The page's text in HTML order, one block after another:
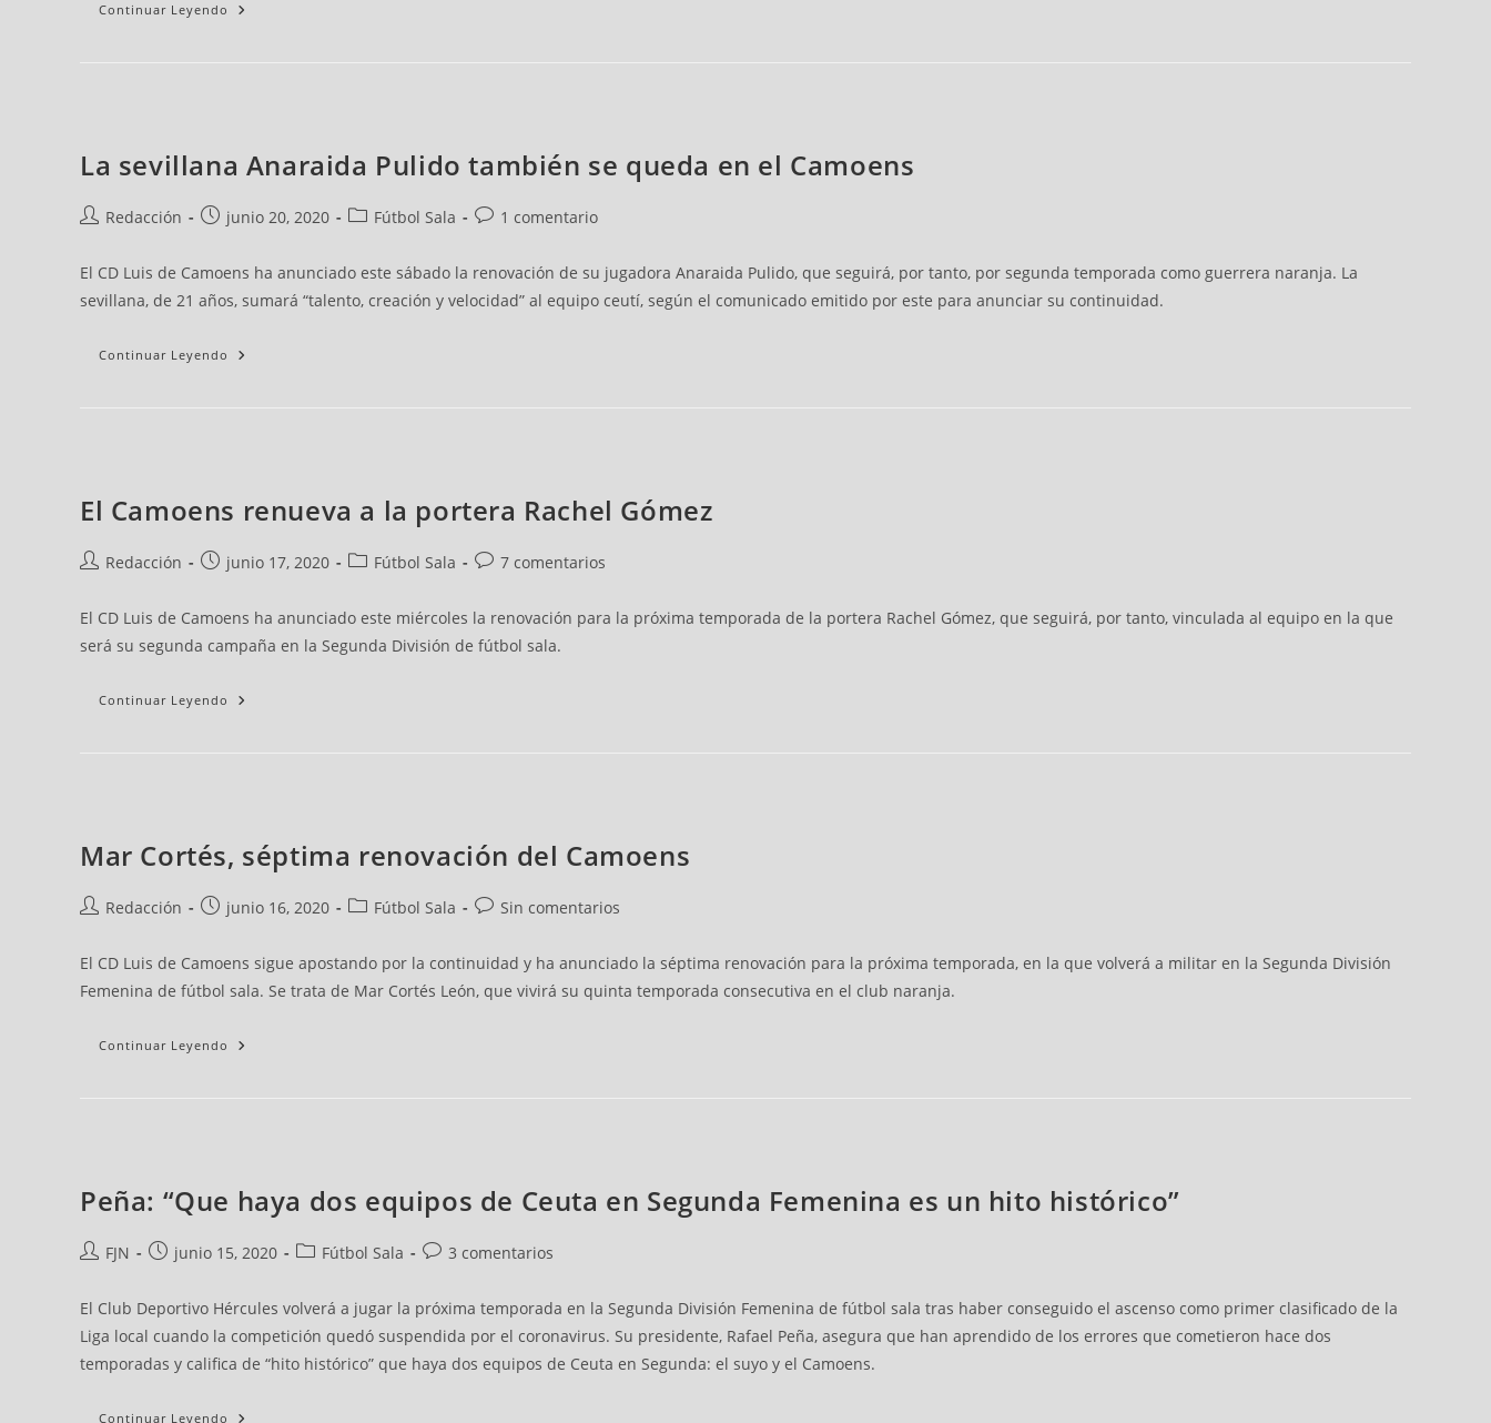
Continuar Leyendo
La sevillana Anaraida Pulido también se queda en el Camoens
Redacción junio 20, 2020 Fútbol Sala 1 comentario
El CD Luis de Camoens ha anunciado este sábado la renovación de su jugadora Anaraida Pulido, que seguirá, por tanto, por segunda temporada como guerrera naranja. La
sevillana, de 21 años, sumará “talento, creación y velocidad” al equipo ceutí, según el comunicado emitido por este para anunciar su continuidad.
Continuar Leyendo
El Camoens renueva a la portera Rachel Gómez
Redacción junio 17, 2020 Fútbol Sala 7 comentarios
El CD Luis de Camoens ha anunciado este miércoles la renovación para la próxima temporada de la portera Rachel Gómez, que seguirá, por tanto, vinculada al equipo en la que
será su segunda campaña en la Segunda División de fútbol sala.
Continuar Leyendo
Mar Cortés, séptima renovación del Camoens
Redacción junio 16, 2020 Fútbol Sala Sin comentarios
El CD Luis de Camoens sigue apostando por la continuidad y ha anunciado la séptima renovación para la próxima temporada, en la que volverá a militar en la Segunda División
Femenina de fútbol sala. Se trata de Mar Cortés León, que vivirá su quinta temporada consecutiva en el club naranja.
Continuar Leyendo
Peña: “Que haya dos equipos de Ceuta en Segunda Femenina es un hito histórico”
FJN junio 15, 2020 Fútbol Sala 3 comentarios
El Club Deportivo Hércules volverá a jugar la próxima temporada en la Segunda División Femenina de fútbol sala tras haber conseguido el ascenso como primer clasificado de la
Liga local cuando la competición quedó suspendida por el coronavirus. Su presidente, Rafael Peña, asegura que han aprendido de los errores que cometieron hace dos
temporadas y califica de “hito histórico” que haya dos equipos de Ceuta en Segunda: el suyo y el Camoens.
Continuar Leyendo